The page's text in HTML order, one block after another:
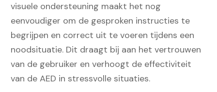
visuele ondersteuning maakt het nog
eenvoudiger om de gesproken instructies te
begrijpen en correct uit te voeren tijdens een
noodsituatie. Dit draagt bij aan het vertrouwen
van de gebruiker en verhoogt de effectiviteit
van de AED in stressvolle situaties.